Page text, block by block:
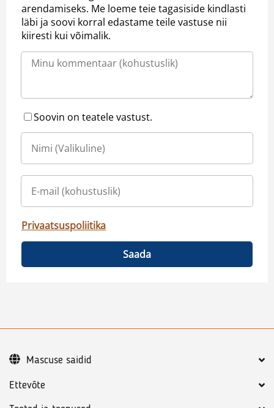
arendamiseks. Me loeme teie tagasiside kindlasti
läbi ja soovi korral edastame teile vastuse nii
kiiresti kui võimalik.
Soovin on teatele vastust.
Privaatsuspoliitika
Saada
Ettevõte
Mascuse saidid